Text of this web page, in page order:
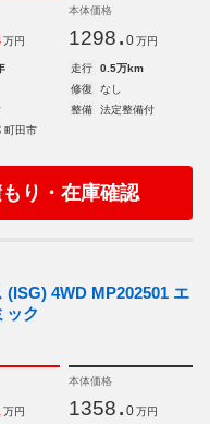
万円
本体価格
1298. 0 万円
走行
0.5万km
修復
なし
整備
法定整備付
町田市
もり・在庫確認
4WD MP202501 エ
ック
万円
本体価格
1358. 0 万円